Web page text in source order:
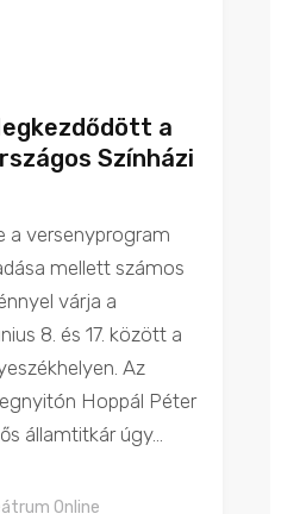
a
Színházi
a versenyprogram
mellett számos
várja a
8. és 17. között a
Az
Hoppál Péter
államtitkár úgy...
Online